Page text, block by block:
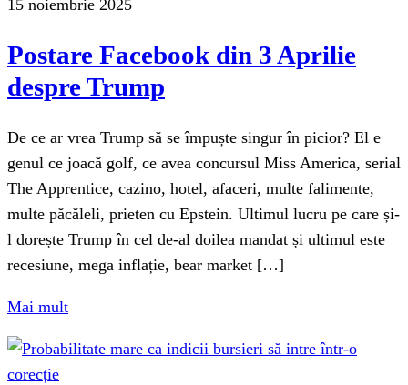
15 noiembrie 2025
Postare Facebook din 3 Aprilie
despre Trump
De ce ar vrea Trump să se împuște singur în picior? El e
genul ce joacă golf, ce avea concursul Miss America, serial
The Apprentice, cazino, hotel, afaceri, multe falimente,
multe păcăleli, prieten cu Epstein. Ultimul lucru pe care și-
l dorește Trump în cel de-al doilea mandat și ultimul este
recesiune, mega inflație, bear market […]
Mai mult